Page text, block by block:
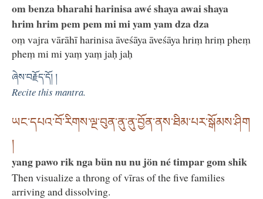
om benza bharahi harinisa awé shaya awai shaya
hrim hrim pem pem mi mi yam yam dza dza
oṃ vajra vārāhī harinisa āveśāya āveśāya hriṃ hriṃ pheṃ
pheṃ mi mi yaṃ yaṃ jaḥ jaḥ
ཞེས་བརྗོད་དོ། །
Recite this mantra.
ཡང་དཔའ་བོ་རིགས་ལྔ་བུན་ནུ་ནུ་བྱོན་ནས་ཐིམ་པར་སྒོམས་ཤིག
།
yang pawo rik nga bün nu nu jön né timpar gom shik
Then visualize a throng of vīras of the five families
arriving and dissolving.